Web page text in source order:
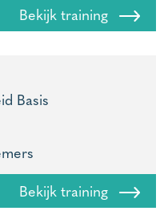
Bekijk training
Basis
Bekijk training